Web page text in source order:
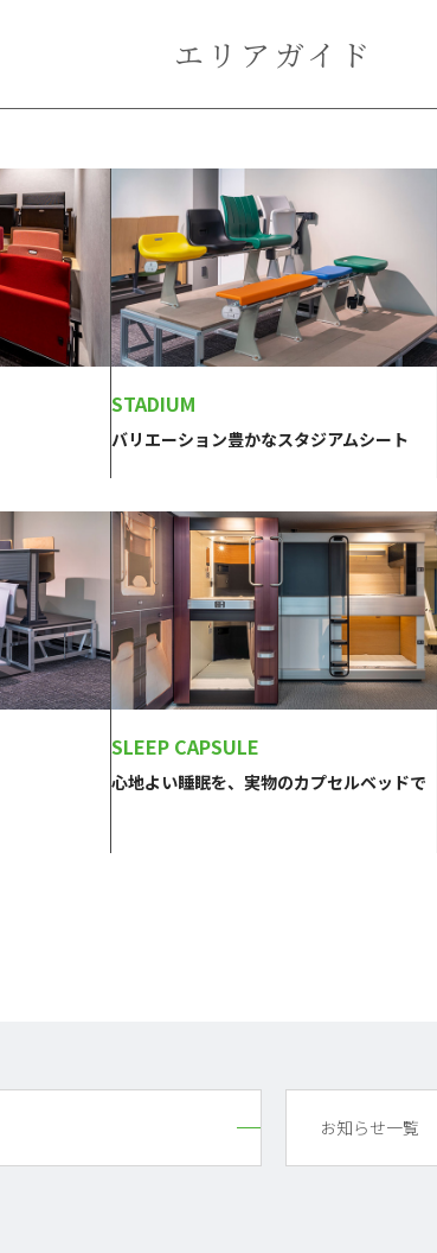
エリアガイド
STADIUM
バリエーション豊かなスタジアムシート
SLEEP CAPSULE
心地よい睡眠を、実物のカプセルベッドで
お知らせ一覧